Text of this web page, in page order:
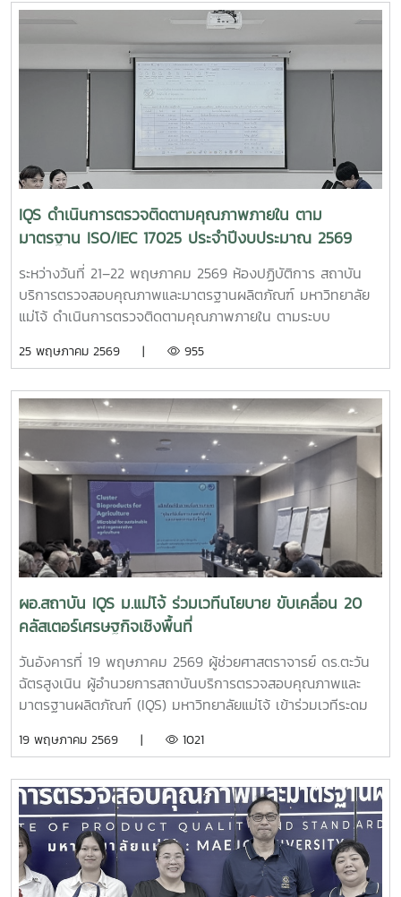
ท้องถิ่นจากหลากหลายบริบททางวัฒนธรรมและทรัพยากร
สมุนไพรของประเทศ โดยทั้งสองภูมิภาคได้ร่วมกันถ่ายทอดองค์
ความรู้ด้านการใช้สมุนไพรพื้นถิ่น การรักษาตามภูมิปัญญา
ดั้งเดิม ตลอดจนแนวทางการอนุรักษ์และพัฒนาทรัพยากร
สมุนไพรอย่างยั่งยืน การแลกเปลี่ยนเรียนรู้ในครั้งนี้ ยังนำไปสู่
การร่วมกันพัฒนา “โจทย์วิจัยเชิงพื้นที่” ของคลัสเตอร์ THE
NORTHERN THAI MEDICINE เพื่อยกระดับงานวิจัยให้เชื่อมโยง
กับบริบทชุมชนจริง สามารถต่อยอดสู่การพัฒนานวัตกรรม
สุขภาพ ผลิตภัณฑ์สมุนไพร และบริการ WELLNESS ที่มีอัต
ลักษณ์ไทย รองรับทั้งตลาดในประเทศและระดับนานาชาติ โดยมุ่ง
เน้นการสร้างสมดุลระหว่างการรักษาภูมิปัญญาดั้งเดิมกับการใช้
กระบวนการทางวิทยาศาสตร์ในการยืนยันคุณค่าและมาตรฐาน
การเข้าร่วมงานในครั้งนี้ มุ่งเน้นการสร้างเครือข่ายและแลก
เปลี่ยนองค์ความรู้กับผู้เชี่ยวชาญด้านการแพทย์แผนเดิมจากกว่า
10 ประเทศทั่วโลก โดยมีเป้าหมายสำคัญ 3 ด้าน ได้แก่ 1. การ
สมุนไพรและองค์ความรู้การรักษาแบบดั้งเดิม 3. การถอดรหัส
การผสานพลังในครั้งนี้สะท้อนแนวคิด “ธรรมะรักษาใจ สมุนไพร
รักษากาย” (DHARMA HEALS THE MIND. HERBS HEAL THE
BODY.) เพื่อผลักดันงานคลัสเตอร์ THE NORTHERN THAI
MEDICINE สู่การเป็น “WELLNESS INNOVATION” ที่พร้อม
ตอบโจทย์ทั้งการพัฒนาชุมชน เศรษฐกิจฐานราก และการ
แข่งขันในระดับนานาชาติ
ท่าน“คุณภาพที่ดี เพื่อผลผลิตที่ยั่งยืน” เรายังคงพัฒนา
ผลิตภัณฑ์ด้วยมาตรฐานการผลิตที่ได้การรับรอง เพื่อช่วยเสริม
ความแข็งแรงของพืช ฟื้นฟูดิน เพิ่มผลผลิต และสนับสนุน
การเกษตรที่ปลอดภัยต่อสิ่งแวดล้อมอัตราราคาใหม่ - แบบขวด 1
ลิตร ราคา 150 บาท - แบบแกลลอน 5 ลิตร ราคา 600 บาท
สถาบันฯ ขอขอบพระคุณลูกค้าทุกท่านที่ให้ความไว้วางใจและ
สนับสนุนผลิตภัณฑ์ของเราเสมอมา และหวังเป็นอย่างยิ่งว่าจะได้
รับการสนับสนุนจากทุกท่านต่อไปสอบถามข้อมูลเพิ่มเติม 0
5387 5646 LINE ID : saleiqs Facebook : IQS Maejo
IQS ดำเนินการตรวจติดตามคุณภาพภายใน ตาม
มาตรฐาน ISO/IEC 17025 ประจำปีงบประมาณ 2569
ระหว่างวันที่ 21–22 พฤษภาคม 2569 ห้องปฏิบัติการ สถาบัน
บริการตรวจสอบคุณภาพและมาตรฐานผลิตภัณฑ์ มหาวิทยาลัย
แม่โจ้ ดำเนินการตรวจติดตามคุณภาพภายใน ตามระบบ
ประสิทธิภาพการดำเนินงาน และพัฒนาระบบบริหารคุณภาพของ
สถาบันฯ ได้รับความอนุเคราะห์จาก ดร.ณิชมน ธรรมรักษ์ ร่วม
ปฏิบัติหน้าที่เป็นผู้ตรวจติดตามคุณภาพภายใน ด้านระบบ
คุณภาพและงานจุลชีววิทยา โดยมีบุคลากรฝ่ายห้องปฏิบัติการเข้า
รับการตรวจติดตามคุณภาพภายใน ประจำปีงบประมาณ พ.ศ.
2569
25 พฤษภาคม 2569 | 955
ผอ.สถาบัน IQS ม.แม่โจ้ ร่วมเวทีนโยบาย ขับเคลื่อน 20
คลัสเตอร์เศรษฐกิจเชิงพื้นที่
วันอังคารที่ 19 พฤษภาคม 2569 ผู้ช่วยศาสตราจารย์ ดร.ตะวัน
ฉัตรสูงเนิน ผู้อำนวยการสถาบันบริการตรวจสอบคุณภาพและ
มาตรฐานผลิตภัณฑ์ (IQS) มหาวิทยาลัยแม่โจ้ เข้าร่วมเวทีระดม
เศรษฐกิจ การพัฒนาคลัสเตอร์ และระบบนิเวศข้อมูลเพื่อการ
กรุงเทพ รางน้ำ เวทีดังกล่าวจัดขึ้นภายใต้โครงการ “การพัฒนา
ระบบการบ่มเพาะและเร่งรัดกลุ่มเศรษฐกิจและพื้นที่อุตสาหกรรม
ระดับพื้นที่” ซึ่งได้รับทุนสนับสนุนจากหน่วยบริหารและจัดการทุน
ด้านการพัฒนาระดับพื้นที่ (บพท.) เพื่อรวบรวมข้อมูล วิเคราะห์
ศักยภาพ และเชื่อมโยงการพัฒนา 20 คลัสเตอร์เศรษฐกิจทั่ว
19 พฤษภาคม 2569 | 1021